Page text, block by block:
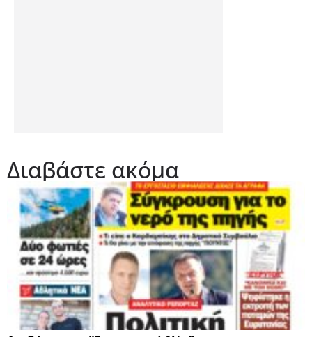
Διαβάστε ακόμα